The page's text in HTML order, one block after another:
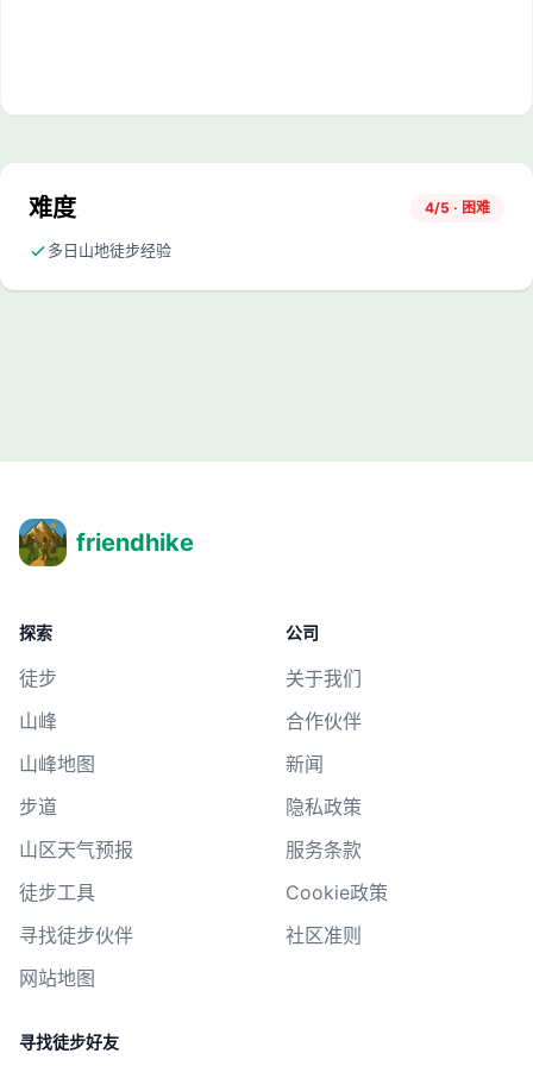
难度 4/5 · 困难
多日山地徒步经验
friendhike
探索
徒步
山峰
山峰地图
步道
山区天气预报
徒步工具
寻找徒步伙伴
网站地图
公司
关于我们
合作伙伴
新闻
隐私政策
服务条款
Cookie政策
社区准则
寻找徒步好友